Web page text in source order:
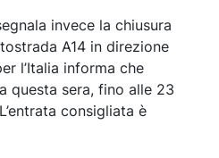
invece la chiusura
A14 in direzione
l’Italia informa che
questa sera, fino alle 23
consigliata è